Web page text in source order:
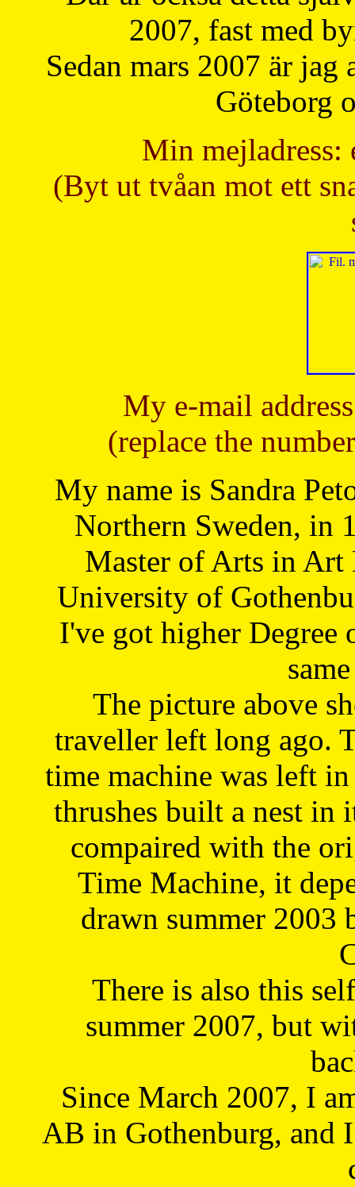
2007, fast med
Sedan mars 2007 är
Göteborg
Min mejladress:
(Byt ut tvåan mot ett
My e-mail
(replace the
My name is Sandra
Northern Sweden, in
Master of Arts in Art
University of
I've got higher Degree
The picture above
traveller left long ago.
time machine was left
thrushes built a nest in
compaired with the
Time Machine, it
drawn summer 2003
There is also this
summer 2007, but
Since March 2007, I
AB in Gothenburg, and